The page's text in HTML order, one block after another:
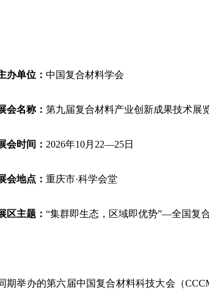
办单位： 中国复合材料学会
会名称： 第九届复合材料产业创新成果技术展
会时间： 2026年10月22—25日
会地点： 重庆市·科学会堂
区主题： “集群即生态，区域即优势”—全国复
期举办的第六届中国复合材料科技大会（